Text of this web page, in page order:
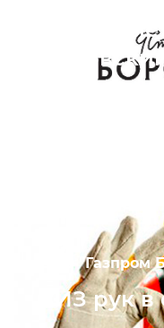
Защитные
ООО "Газпром
СИЗ рук